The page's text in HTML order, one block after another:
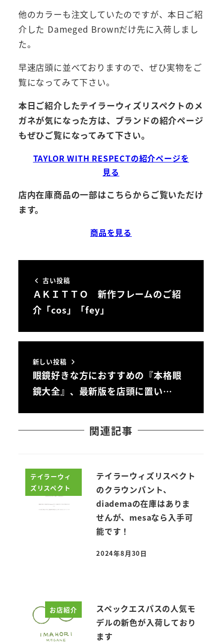
他のカラーも注文していたのですが、本日ご紹
介した Dameged Brownだけ先に入荷しまし
た。
早速店頭に並べておりますので、ぜひ実物をご
覧になってみて下さい。
本日ご紹介したテイラーウィズリスペクトのメ
ガネが気になった方は、ブランドの紹介ページ
もぜひご覧になってみて下さい。
TAYLOR WITH RESPECTの紹介ページを
見る
店内在庫商品の一部はこちらからご覧いただけ
ます。
商品を見る
古い投稿
ＡＫＩＴＴＯ 新作フレームのご紹
介「cos」「fey」
新しい投稿
眼鏡好きな方におすすめの『本格眼
鏡大全』、最新版を店頭に置い…
関連記事
テイラーウィ
ズリスペクト
テイラーウィズリスペクト
のクラウンパント、
diademaの在庫はありま
せんが、mesaなら入手可
能です！
投稿日
2024年8月30日
お店紹介
スペックエスパスの人気モ
デルの新色が入荷しており
ます